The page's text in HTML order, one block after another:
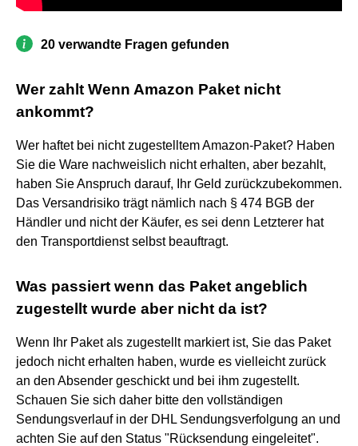
20 verwandte Fragen gefunden
Wer zahlt Wenn Amazon Paket nicht
ankommt?
Wer haftet bei nicht zugestelltem Amazon-Paket? Haben
Sie die Ware nachweislich nicht erhalten, aber bezahlt,
haben Sie Anspruch darauf, Ihr Geld zurückzubekommen.
Das Versandrisiko trägt nämlich nach § 474 BGB der
Händler und nicht der Käufer, es sei denn Letzterer hat
den Transportdienst selbst beauftragt.
Was passiert wenn das Paket angeblich
zugestellt wurde aber nicht da ist?
Wenn Ihr Paket als zugestellt markiert ist, Sie das Paket
jedoch nicht erhalten haben, wurde es vielleicht zurück
an den Absender geschickt und bei ihm zugestellt.
Schauen Sie sich daher bitte den vollständigen
Sendungsverlauf in der DHL Sendungsverfolgung an und
achten Sie auf den Status "Rücksendung eingeleitet".